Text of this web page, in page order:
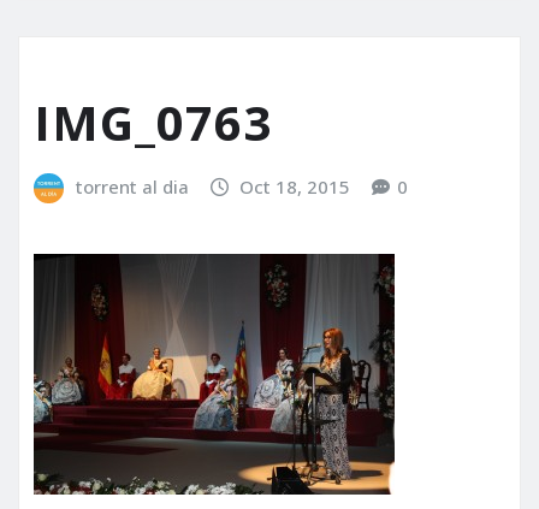
IMG_0763
torrent al dia Oct 18, 2015 0